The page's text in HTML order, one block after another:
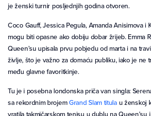
je ženski turnir posljednjih godina otvoren.
Coco Gauff, Jessica Pegula, Amanda Anisimova i
mogu biti opasne ako dobiju dobar žrijeb. Emma
Queen’su upisala prvu pobjedu od marta i na
življe, što je važno za domaću publiku, iako je ne
među glavne favoritkinje.
Tu je i posebna londonska priča van singla:
sa rekordnim brojemGrand Slam titulau ženskoj